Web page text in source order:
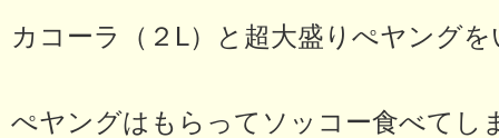
カコーラ（２L）と超大盛りぺヤング
ぺヤングはもらってソッコー食べてし